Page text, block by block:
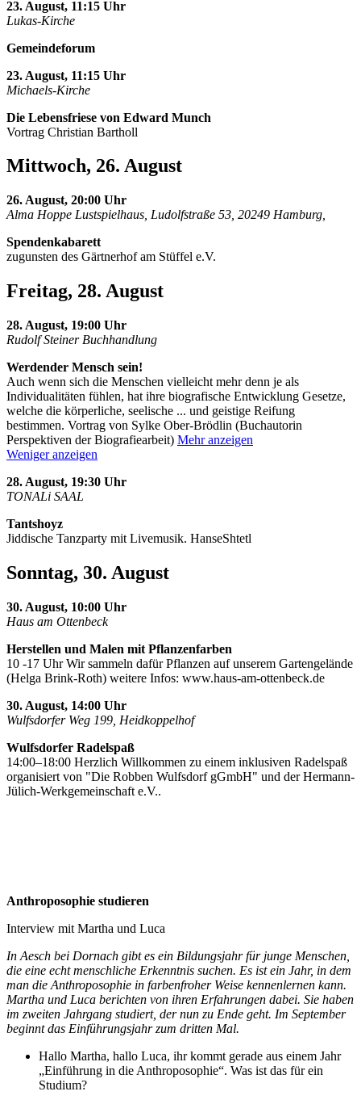
23. August, 11:15 Uhr
Lukas-Kirche
Gemeindeforum
23. August, 11:15 Uhr
Michaels-Kirche
Die Lebensfriese von Edward Munch
Vortrag Christian Bartholl
Mittwoch, 26. August
26. August, 20:00 Uhr
Alma Hoppe Lustspielhaus, Ludolfstraße 53, 20249 Hamburg,
Spendenkabarett
zugunsten des Gärtnerhof am Stüffel e.V.
Freitag, 28. August
28. August, 19:00 Uhr
Rudolf Steiner Buchhandlung
Werdender Mensch sein!
Auch wenn sich die Menschen vielleicht mehr denn je als
Individualitäten fühlen, hat ihre biografische Entwicklung Gesetze,
welche die körperliche, seelische ... und geistige Reifung
bestimmen. Vortrag von Sylke Ober-Brödlin (Buchautorin
Perspektiven der Biografiearbeit) Mehr anzeigen
Weniger anzeigen
28. August, 19:30 Uhr
TONALi SAAL
Tantshoyz
Jiddische Tanzparty mit Livemusik. HanseShtetl
Sonntag, 30. August
30. August, 10:00 Uhr
Haus am Ottenbeck
Herstellen und Malen mit Pflanzenfarben
10 -17 Uhr Wir sammeln dafür Pflanzen auf unserem Gartengelände
(Helga Brink-Roth) weitere Infos: www.haus-am-ottenbeck.de
30. August, 14:00 Uhr
Wulfsdorfer Weg 199, Heidkoppelhof
Wulfsdorfer Radelspaß
14:00–18:00 Herzlich Willkommen zu einem inklusiven Radelspaß
organisiert von "Die Robben Wulfsdorf gGmbH" und der Hermann-
Jülich-Werkgemeinschaft e.V..
Anthroposophie studieren
Interview mit Martha und Luca
In Aesch bei Dornach gibt es ein Bildungsjahr für junge Menschen,
die eine echt menschliche Erkenntnis suchen. Es ist ein Jahr, in dem
man die Anthroposophie in farbenfroher Weise kennenlernen kann.
Martha und Luca berichten von ihren Erfahrungen dabei. Sie haben
im zweiten Jahrgang studiert, der nun zu Ende geht. Im September
beginnt das Einführungsjahr zum dritten Mal.
Hallo Martha, hallo Luca, ihr kommt gerade aus einem Jahr
„Einführung in die Anthroposophie“. Was ist das für ein
Studium?